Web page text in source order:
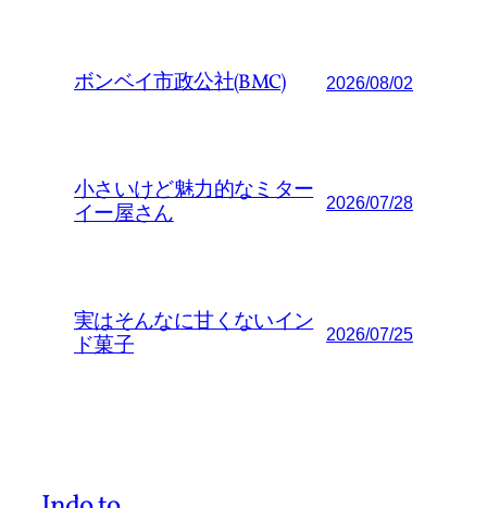
ボンベイ市政公社(BMC) 2026/08/02
小さいけど魅力的なミター
イー屋さん
2026/07/28
実はそんなに甘くないイン
ド菓子
2026/07/25